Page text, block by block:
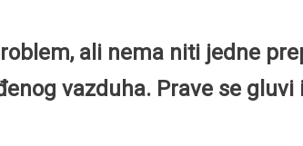
ali nema niti jedne
vazduha. Prave se